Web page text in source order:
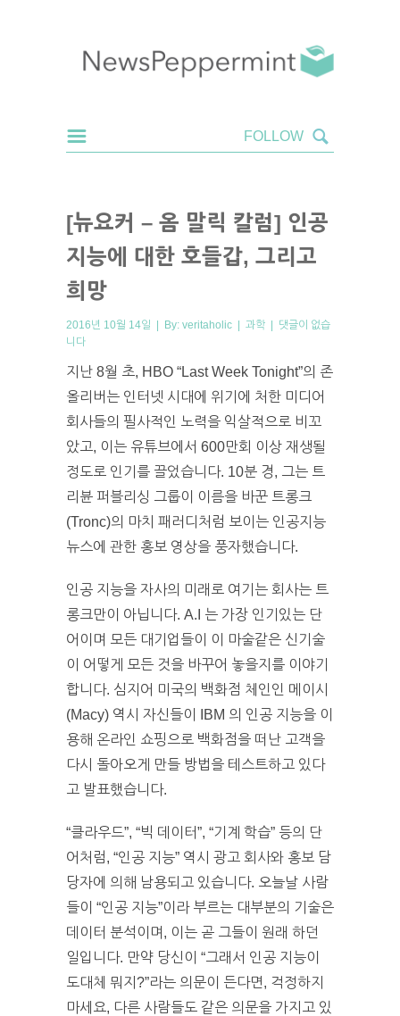
[뉴요커 – 옴 말릭 칼럼] 인공
지능에 대한 호들갑, 그리고
희망
2016년 10월 14일 | By: veritaholic | 과학 | 댓글이 없습
니다
지난 8월 초, HBO “Last Week Tonight”의 존
올리버는 인터넷 시대에 위기에 처한 미디어
회사들의 필사적인 노력을 익살적으로 비꼬
았고, 이는 유튜브에서 600만회 이상 재생될
정도로 인기를 끌었습니다. 10분 경, 그는 트
리뷴 퍼블리싱 그룹이 이름을 바꾼 트롱크
(Tronc)의 마치 패러디처럼 보이는 인공지능
뉴스에 관한 홍보 영상을 풍자했습니다.
인공 지능을 자사의 미래로 여기는 회사는 트
롱크만이 아닙니다. A.I 는 가장 인기있는 단
어이며 모든 대기업들이 이 마술같은 신기술
이 어떻게 모든 것을 바꾸어 놓을지를 이야기
합니다. 심지어 미국의 백화점 체인인 메이시
(Macy) 역시 자신들이 IBM 의 인공 지능을 이
용해 온라인 쇼핑으로 백화점을 떠난 고객을
다시 돌아오게 만들 방법을 테스트하고 있다
고 발표했습니다.
“클라우드”, “빅 데이터”, “기계 학습” 등의 단
어처럼, “인공 지능” 역시 광고 회사와 홍보 담
당자에 의해 남용되고 있습니다. 오늘날 사람
들이 “인공 지능”이라 부르는 대부분의 기술은
데이터 분석이며, 이는 곧 그들이 원래 하던
일입니다. 만약 당신이 “그래서 인공 지능이
도대체 뭐지?”라는 의문이 든다면, 걱정하지
마세요, 다른 사람들도 같은 의문을 가지고 있